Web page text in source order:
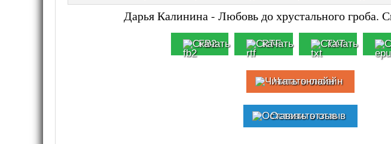
Дарья Калинина - Любовь до хрустального гроба.
FB2 RTF TXT
Читать онлайн
Оставить отзыв